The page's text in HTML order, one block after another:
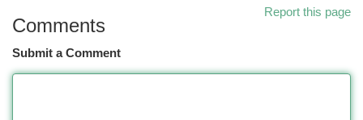
Report this page
Comments
Submit a Comment